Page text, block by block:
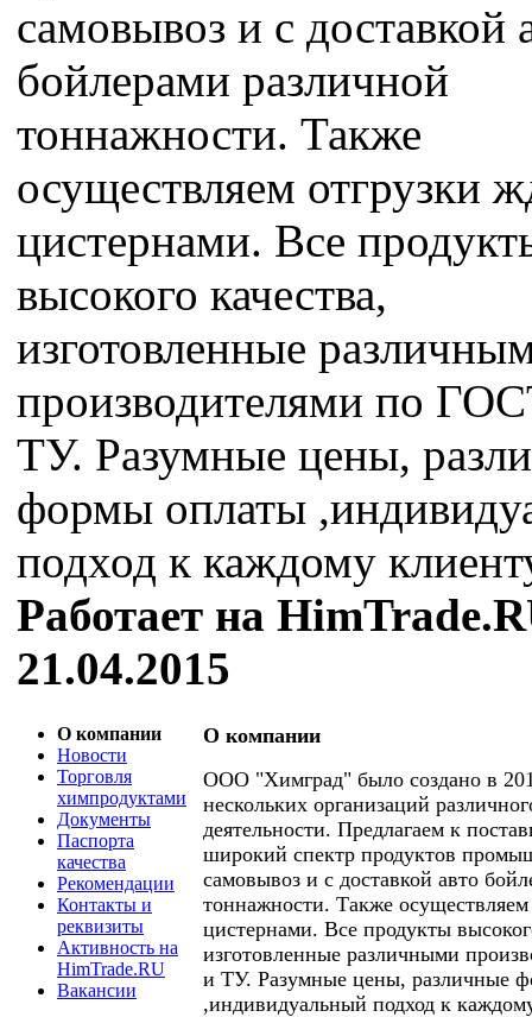
самовывоз и с доставкой
бойлерами различной
тоннажности. Также
осуществляем отгрузки
цистернами. Все
высокого качества,
изготовленные
производителями по
ТУ. Разумные цены,
формы оплаты
подход к каждому
Работает на
21.04.2015
О компании
Новости
Торговля
химпродуктами
Документы
Паспорта
качества
Рекомендации
Контакты и
реквизиты
Активность на
HimTrade.RU
Вакансии
О компании
ООО "Химград" было создано в
нескольких организаций
деятельности. Предлагаем к
широкий спектр продуктов
самовывоз и с доставкой авто
тоннажности. Также
цистернами. Все продукты
изготовленные различными
и ТУ. Разумные цены, различные
,индивидуальный подход к